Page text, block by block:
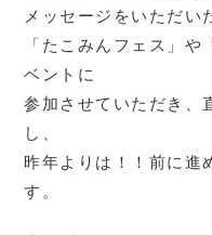
メッセージをいただい
「たこみんフェス」
ベントに
参加させていただき、
し、
昨年よりは！！前に進
す。